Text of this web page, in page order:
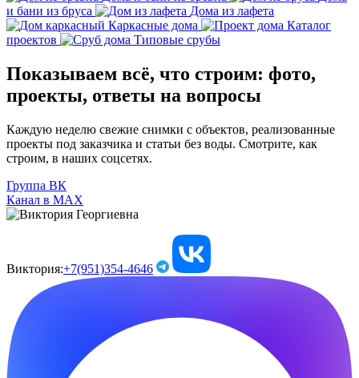
и бани из бруса
Дома из лафета
Каркасные дома
Каталог
проектов
Типовые срубы
Показываем всё, что строим: фото,
проекты, ответы на вопросы
Каждую неделю свежие снимки с объектов, реализованные
проекты под заказчика и статьи без воды. Смотрите, как
строим, в наших соцсетях.
Группа ВК
Канал в МАХ
Виктория:+7(951)354-4646